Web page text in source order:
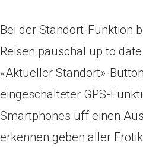
Bei der Standort-Funktion
Reisen pauschal up to
«Aktueller Standort»-
eingeschalteter GPS-
Smartphones uff einen
erkennen geben aller